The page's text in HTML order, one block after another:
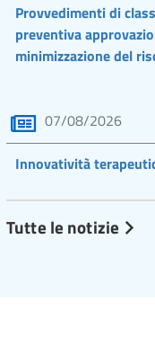
Provvedimenti di
preventiva
minimizzazione del
07/08/2026
Innovatività
Tutte le notizie